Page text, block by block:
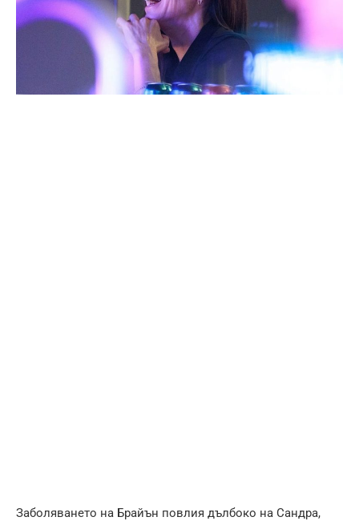
Заболяването на Брайън повлия дълбоко на Сандра,